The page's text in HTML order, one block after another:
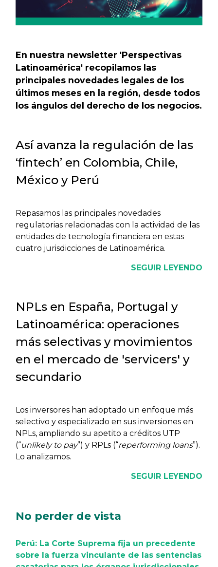
En nuestra newsletter 'Perspectivas
Latinoamérica' recopilamos las
principales novedades legales de los
últimos meses en la región, desde todos
los ángulos del derecho de los negocios.
Así avanza la regulación de las
‘fintech’ en Colombia, Chile,
México y Perú
Repasamos las principales novedades
regulatorias relacionadas con la actividad de las
entidades de tecnología financiera en estas
cuatro jurisdicciones de Latinoamérica.
SEGUIR LEYENDO
NPLs en España, Portugal y
Latinoamérica: operaciones
más selectivas y movimientos
en el mercado de 'servicers' y
secundario
Los inversores han adoptado un enfoque más
selectivo y especializado en sus inversiones en
NPLs, ampliando su apetito a créditos UTP
(“unlikely to pay”) y RPLs (“reperforming loans”).
Lo analizamos.
SEGUIR LEYENDO
No perder de vista
Perú: La Corte Suprema fija un precedente
sobre la fuerza vinculante de las sentencias